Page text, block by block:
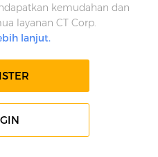
kemudahan dan
layanan CT Corp.
lanjut.